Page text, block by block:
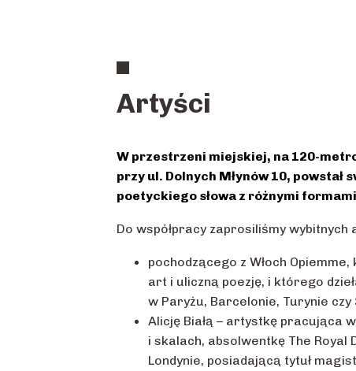
Artyści
W przestrzeni miejskiej, na 120-
przy ul. Dolnych Młynów 10, powstał
poetyckiego słowa z różnymi
Do współpracy zaprosiliśmy wybitnych
pochodzącego z Włoch
art i uliczną poezję, i którego
w Paryżu, Barcelonie, Turynie czy
Alicję Białą – artystkę pracująca
i skalach, absolwentkę The Royal
Londynie, posiadającą tytuł